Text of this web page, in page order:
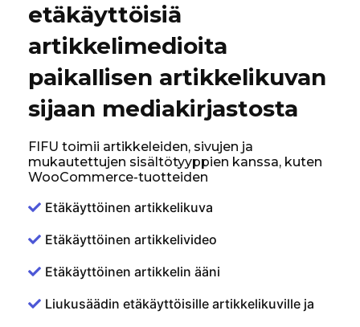
etäkäyttöisiä
artikkelimedioita
paikallisen artikkelikuvan
sijaan mediakirjastosta
FIFU toimii artikkeleiden, sivujen ja
mukautettujen sisältötyyppien kanssa, kuten
WooCommerce-tuotteiden
Etäkäyttöinen artikkelikuva
Etäkäyttöinen artikkelivideo
Etäkäyttöinen artikkelin ääni
Liukusäädin etäkäyttöisille artikkelikuville ja